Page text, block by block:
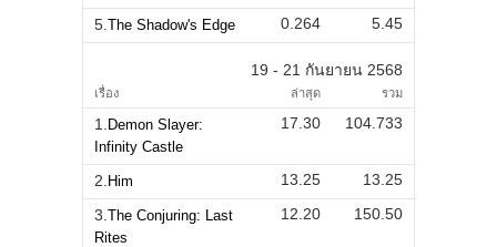
5. The Shadow's Edge 0.264 5.45
19 - 21 กันยายน 2568
เรื่อง ล่าสุด รวม
1. Demon Slayer:
Infinity Castle
17.30 104.733
2. Him 13.25
13.25
3. The Conjuring: Last
Rites
12.20 150.50